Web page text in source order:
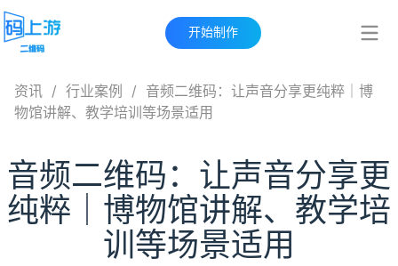
开始制作
资讯 / 行业案例 / 音频二维码：让声音分享更纯粹｜博
物馆讲解、教学培训等场景适用
音频二维码：让声音分享更
纯粹｜博物馆讲解、教学培
训等场景适用